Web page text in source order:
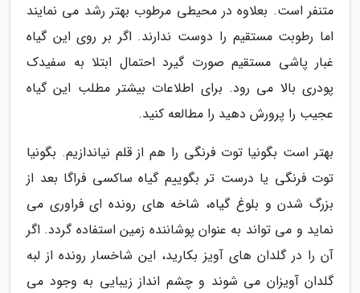
متنفر است. بعلاوه در محیطی مرطوب بهتر رشد می نمایند
اما رطوبت مستقیم را دوست ندارند. اگر بر روی این گیاه
غبار پاشی مستقیم صورت گیرد احتمال ابتلا به سفیدک
پودری بالا می رود. برای اطلاعات بیشتر مطلب این گیاه
عجیب را پرورش دهید را مطالعه کنید.
بهتر است بگونیا توت فرنگی را هم از قلم نیاندازیم. بگونیا
توت فرنگی یا درست تر بگوییم گیاه ساکسی فراگا بعد از
بزرگ شدن و بلوغ گیاه، شاخه های رونده ای فراوری می
نماید و می تواند به عنوان پوشاننده زمین استفاده گردد. اگر
آن را در گلدان های آویز بکارید، این شاخسار رونده از لبه
گلدان آویزان می شوند و چشم انداز زیبایی به وجود می